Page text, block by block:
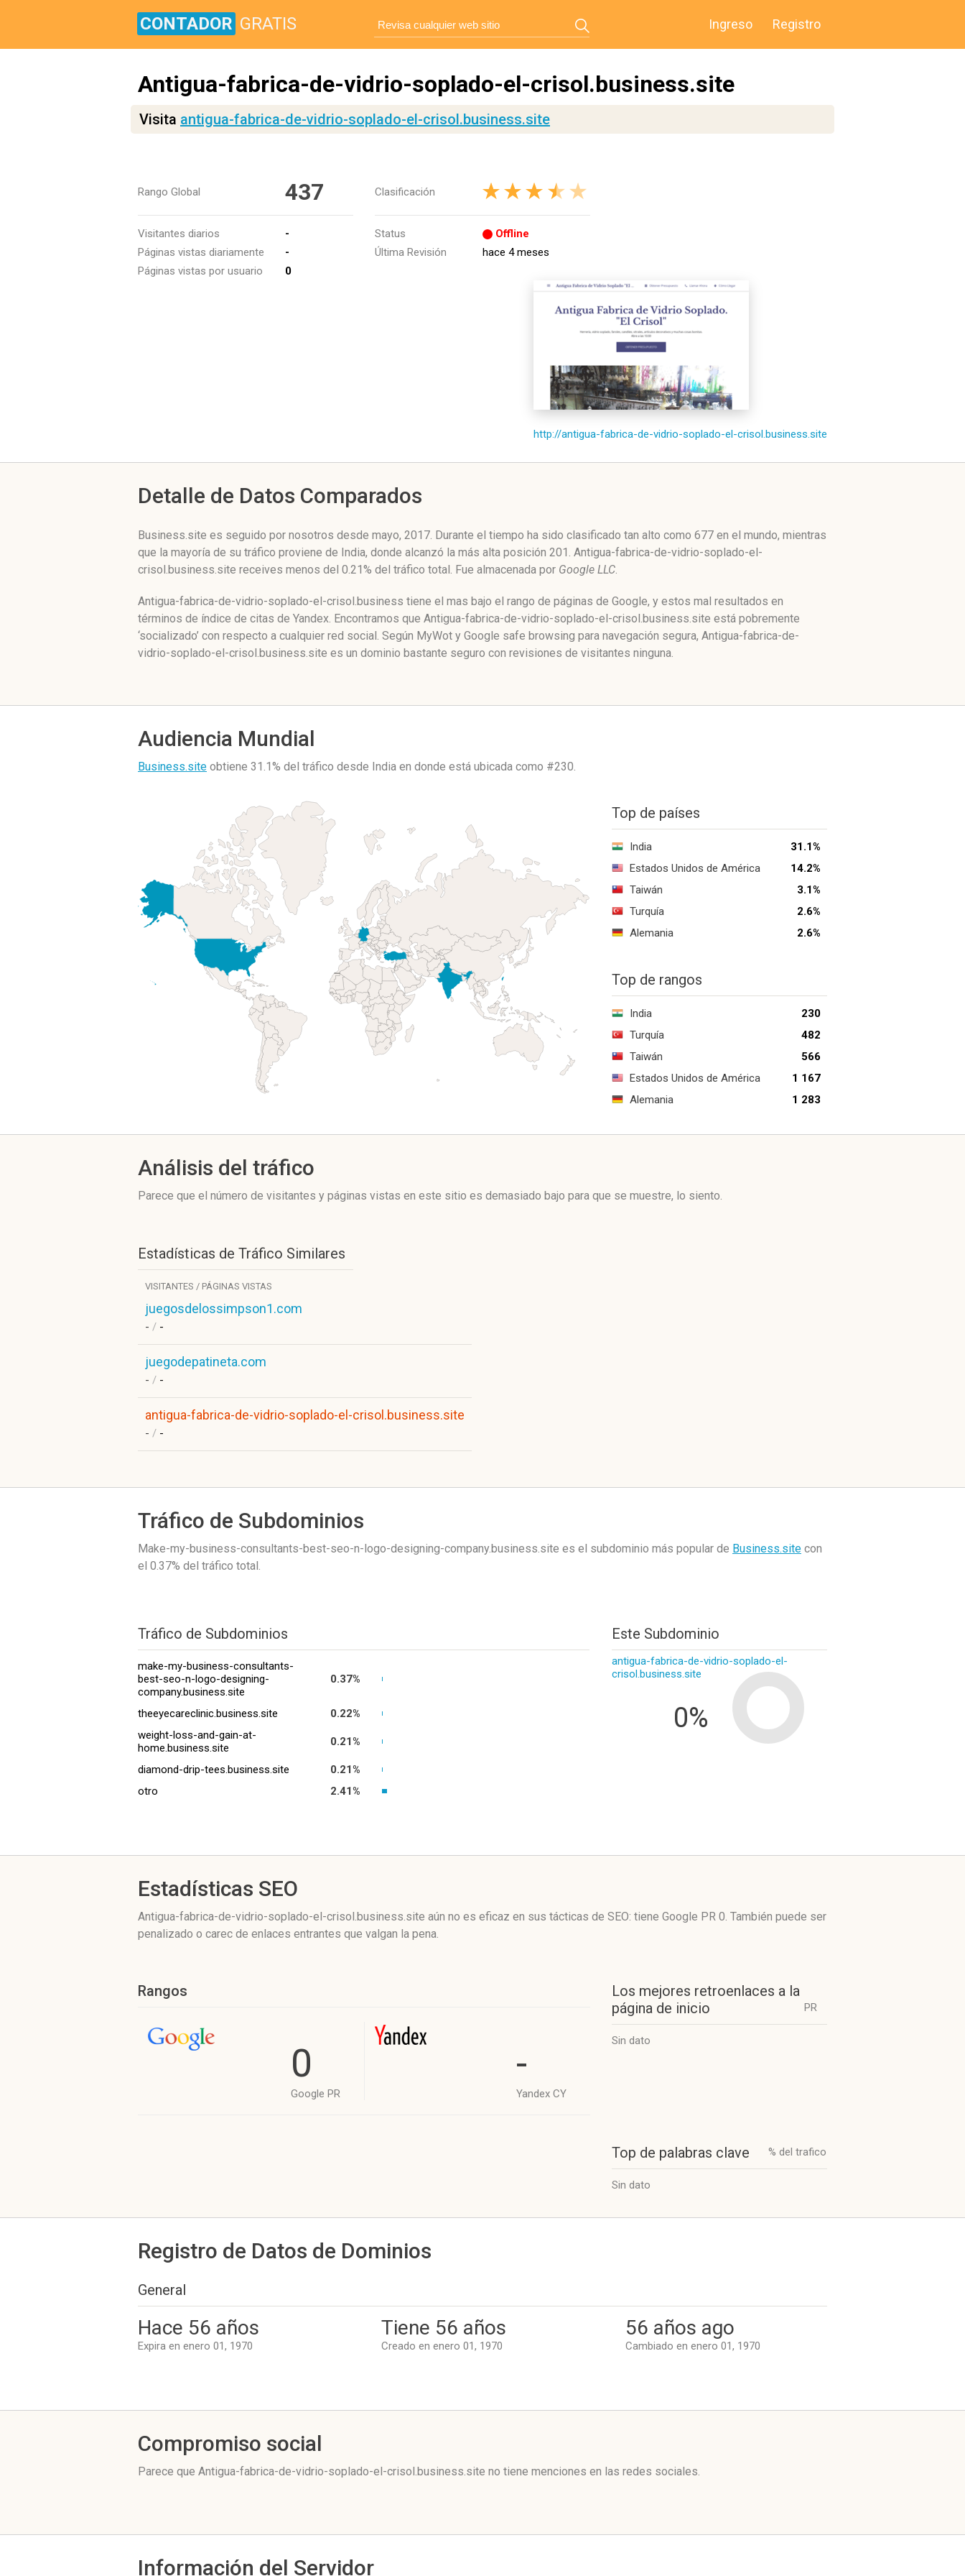
CONTADOR GRATIS Ingreso Registro
Antigua-fabrica-de-vidrio-soplado-el-crisol.business.site
Visita antigua-fabrica-de-vidrio-soplado-el-crisol.business.site
Rango Global 437
Visitantes diarios
-
Páginas vistas diariamente
-
Páginas vistas por usuario
0
Clasificación
Status
Offline
Última Revisión
hace 4 meses
http://antigua-fabrica-de-vidrio-soplado-el-crisol.business.site
Detalle de Datos Comparados
Business.site es seguido por nosotros desde mayo, 2017. Durante el tiempo ha sido clasificado tan alto como 677 en el mundo, mientras
que la mayoría de su tráfico proviene de India, donde alcanzó la más alta posición 201. Antigua-fabrica-de-vidrio-soplado-el-
crisol.business.site receives menos del 0.21% del tráfico total. Fue almacenada por Google LLC.
Antigua-fabrica-de-vidrio-soplado-el-crisol.business tiene el mas bajo el rango de páginas de Google, y estos mal resultados en
términos de índice de citas de Yandex. Encontramos que Antigua-fabrica-de-vidrio-soplado-el-crisol.business.site está pobremente
‘socializado’ con respecto a cualquier red social. Según MyWot y Google safe browsing para navegación segura, Antigua-fabrica-de-
vidrio-soplado-el-crisol.business.site es un dominio bastante seguro con revisiones de visitantes ninguna.
Audiencia Mundial
Business.site obtiene 31.1% del tráfico desde India en donde está ubicada como #230.
Top de países
India
31.1%
Estados Unidos de América
14.2%
Taiwán
3.1%
Turquía
2.6%
Alemania
2.6%
Top de rangos
India
230
Turquía
482
Taiwán
566
Estados Unidos de América
1 167
Alemania
1 283
Análisis del tráfico
Parece que el número de visitantes y páginas vistas en este sitio es demasiado bajo para que se muestre, lo siento.
Estadísticas de Tráfico Similares
VISITANTES / PÁGINAS VISTAS
juegosdelossimpson1.com
- / -
juegodepatineta.com
- / -
antigua-fabrica-de-vidrio-soplado-el-crisol.business.site
- / -
Tráfico de Subdominios
Make-my-business-consultants-best-seo-n-logo-designing-company.business.site es el subdominio más popular de Business.site con
el 0.37% del tráfico total.
Tráfico de Subdominios
make-my-business-consultants-
best-seo-n-logo-designing-
company.business.site
0.37%
theeyecareclinic.business.site
0.22%
weight-loss-and-gain-at-
home.business.site
0.21%
diamond-drip-tees.business.site
0.21%
otro
2.41%
Este Subdominio
antigua-fabrica-de-vidrio-soplado-el-
crisol.business.site
0%
Estadísticas SEO
Antigua-fabrica-de-vidrio-soplado-el-crisol.business.site aún no es eficaz en sus tácticas de SEO: tiene Google PR 0. También puede ser
penalizado o carec de enlaces entrantes que valgan la pena.
Rangos
0
Google PR
-
Yandex CY
Los mejores retroenlaces a la
página de inicio
PR
Sin dato
Top de palabras clave % del trafico
Sin dato
Registro de Datos de Dominios
General
Hace 56 años
Expira en enero 01, 1970
Tiene 56 años
Creado en enero 01, 1970
56 años ago
Cambiado en enero 01, 1970
Compromiso social
Parece que Antigua-fabrica-de-vidrio-soplado-el-crisol.business.site no tiene menciones en las redes sociales.
Información del Servidor